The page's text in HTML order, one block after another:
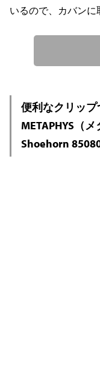
いるので、カバンに
便利なクリップ
METAPHYS（
Shoehorn